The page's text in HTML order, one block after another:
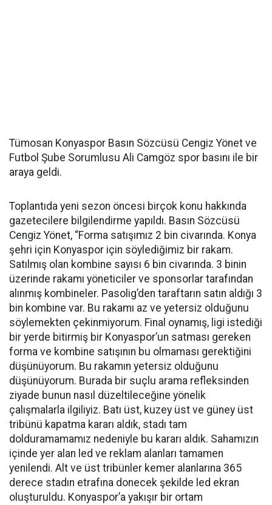
Tümosan Konyaspor Basın Sözcüsü Cengiz Yönet ve
Futbol Şube Sorumlusu Ali Camgöz spor basını ile bir
araya geldi.
Toplantıda yeni sezon öncesi birçok konu hakkında
gazetecilere bilgilendirme yapıldı. Basın Sözcüsü
Cengiz Yönet, “Forma satışımız 2 bin civarında. Konya
şehri için Konyaspor için söylediğimiz bir rakam.
Satılmış olan kombine sayısı 6 bin civarında. 3 binin
üzerinde rakamı yöneticiler ve sponsorlar tarafından
alınmış kombineler. Pasolig’den taraftarın satın aldığı 3
bin kombine var. Bu rakamı az ve yetersiz olduğunu
söylemekten çekinmiyorum. Final oynamış, ligi istediği
bir yerde bitirmiş bir Konyaspor’un satması gereken
forma ve kombine satışının bu olmaması gerektiğini
düşünüyorum. Bu rakamın yetersiz olduğunu
düşünüyorum. Burada bir suçlu arama refleksinden
ziyade bunun nasıl düzeltileceğine yönelik
çalışmalarla ilgiliyiz. Batı üst, kuzey üst ve güney üst
tribünü kapatma kararı aldık, stadı tam
dolduramamamız nedeniyle bu kararı aldık. Sahamızın
içinde yer alan led ve reklam alanları tamamen
yenilendi. Alt ve üst tribünler kemer alanlarına 365
derece stadın etrafına donecek şekilde led ekran
oluşturuldu. Konyaspor’a yakışır bir ortam